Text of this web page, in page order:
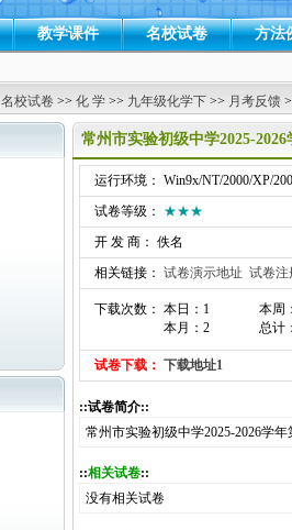
教学课件 名校试卷 方法
名校试卷 >> 化 学 >> 九年级化学下 >> 月考反馈
常州市实验初级中学2025-
运行环境： Win9x/NT/2000/XP/
试卷等级： ★★★
开 发 商： 佚名
相关链接： 试卷演示地址 试卷注
下载次数： 本日：1
本月：2
本周
总计
试卷下载： 下载地址1
::试卷简介::
常州市实验初级中学2025-2026学
::相关试卷::
没有相关试卷